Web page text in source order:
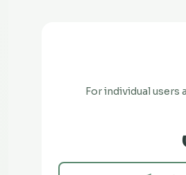
For individual users